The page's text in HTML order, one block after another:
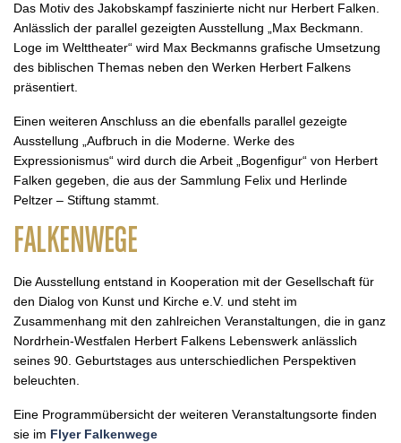
Das Motiv des Jakobskampf faszinierte nicht nur Herbert Falken.
Anlässlich der parallel gezeigten Ausstellung „Max Beckmann.
Loge im Welttheater“ wird Max Beckmanns grafische Umsetzung
des biblischen Themas neben den Werken Herbert Falkens
präsentiert.
Einen weiteren Anschluss an die ebenfalls parallel gezeigte
Ausstellung „Aufbruch in die Moderne. Werke des
Expressionismus“ wird durch die Arbeit „Bogenfigur“ von Herbert
Falken gegeben, die aus der Sammlung Felix und Herlinde
Peltzer – Stiftung stammt.
FALKENWEGE
Die Ausstellung entstand in Kooperation mit der Gesellschaft für
den Dialog von Kunst und Kirche e.V. und steht im
Zusammenhang mit den zahlreichen Veranstaltungen, die in ganz
Nordrhein-Westfalen Herbert Falkens Lebenswerk anlässlich
seines 90. Geburtstages aus unterschiedlichen Perspektiven
beleuchten.
Eine Programmübersicht der weiteren Veranstaltungsorte finden
sie im Flyer Falkenwege